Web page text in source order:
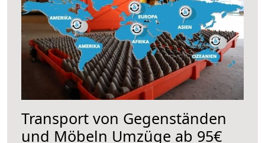
Transport von Gegenständen
und Möbeln Umzüge ab 95€